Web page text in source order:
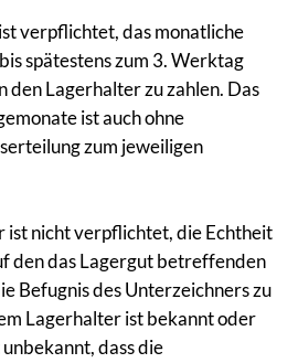
verpflichtet, das monatliche
spätestens zum 3. Werktag
den Lagerhalter zu zahlen. Das
ist auch ohne
zum jeweiligen
ist nicht verpflichtet, die Echtheit
den das Lagergut betreffenden
Befugnis des Unterzeichners zu
Lagerhalter ist bekannt oder
dass die